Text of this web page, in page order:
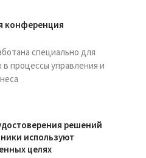
конференция
специально для
процессы управления и
решений
используют
целях